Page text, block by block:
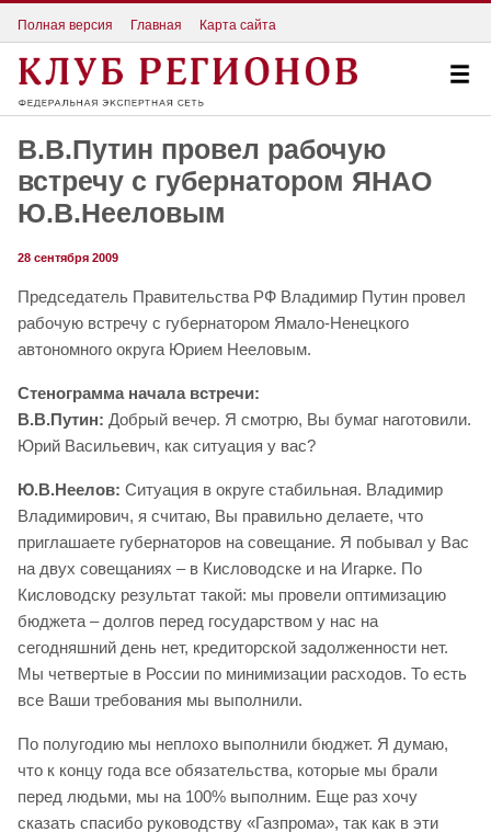
Полная версия Главная Карта сайта
В.В.Путин провел рабочую
встречу с губернатором ЯНАО
Ю.В.Нееловым
28 сентября 2009
Председатель Правительства РФ Владимир Путин провел
рабочую встречу с губернатором Ямало-Ненецкого
автономного округа Юрием Нееловым.
Стенограмма начала встречи:
В.В.Путин: Добрый вечер. Я смотрю, Вы бумаг наготовили.
Юрий Васильевич, как ситуация у вас?
Ю.В.Неелов: Ситуация в округе стабильная. Владимир
Владимирович, я считаю, Вы правильно делаете, что
приглашаете губернаторов на совещание. Я побывал у Вас
на двух совещаниях – в Кисловодске и на Игарке. По
Кисловодску результат такой: мы провели оптимизацию
бюджета – долгов перед государством у нас на
сегодняшний день нет, кредиторской задолженности нет.
Мы четвертые в России по минимизации расходов. То есть
все Ваши требования мы выполнили.
По полугодию мы неплохо выполнили бюджет. Я думаю,
что к концу года все обязательства, которые мы брали
перед людьми, мы на 100% выполним. Еще раз хочу
сказать спасибо руководству «Газпрома», так как в эти